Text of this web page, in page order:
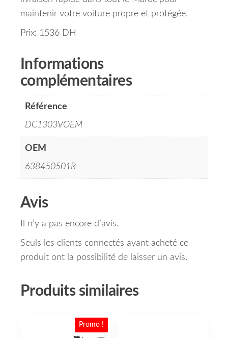
maintenir votre voiture propre et protégée.
Prix: 1536 DH
Informations
complémentaires
Référence
DC1303VOEM
OEM
638450501R
Avis
Il n’y a pas encore d’avis.
Seuls les clients connectés ayant acheté ce
produit ont la possibilité de laisser un avis.
Produits similaires
Promo !